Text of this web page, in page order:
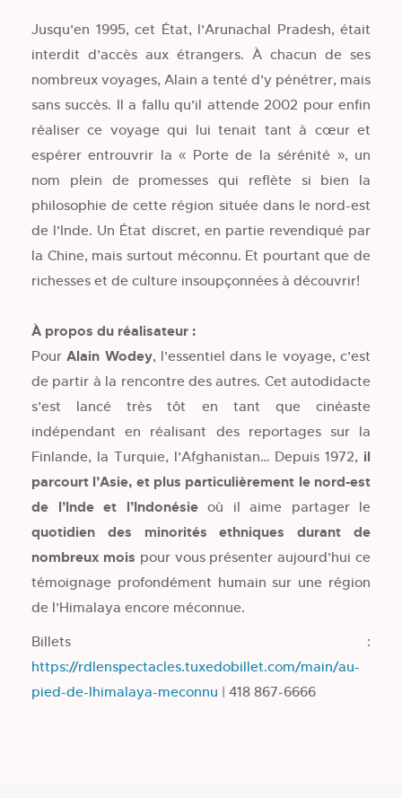
Jusqu’en 1995, cet État, l’Arunachal Pradesh, était
interdit d’accès aux étrangers. À chacun de ses
nombreux voyages, Alain a tenté d’y pénétrer, mais
sans succès. Il a fallu qu’il attende 2002 pour enfin
réaliser ce voyage qui lui tenait tant à cœur et
espérer entrouvrir la « Porte de la sérénité », un
nom plein de promesses qui reflète si bien la
philosophie de cette région située dans le nord-est
de l’Inde. Un État discret, en partie revendiqué par
la Chine, mais surtout méconnu. Et pourtant que de
richesses et de culture insoupçonnées à découvrir!
À propos du réalisateur :
PourAlain Wodey, l’essentiel dans le voyage, c’est
de partir à la rencontre des autres. Cet autodidacte
s’est lancé très tôt en tant que cinéaste
indépendant en réalisant des reportages sur la
Finlande, la Turquie, l’Afghanistan… Depuis 1972, il
parcourt l’Asie, et plus particulièrement le nord-est
de l’Inde et l’Indonésieoù il aime partager le
quotidien des minorités ethniques durant de
nombreux mois pour vous présenter aujourd’hui ce
témoignage profondément humain sur une région
de l’Himalaya encore méconnue.
Billets :
https://rdlenspectacles.tuxedobillet.com/main/au-
pied-de-lhimalaya-meconnu | 418 867-6666